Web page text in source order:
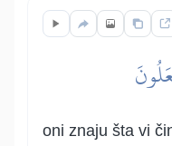
oni znaju šta vi